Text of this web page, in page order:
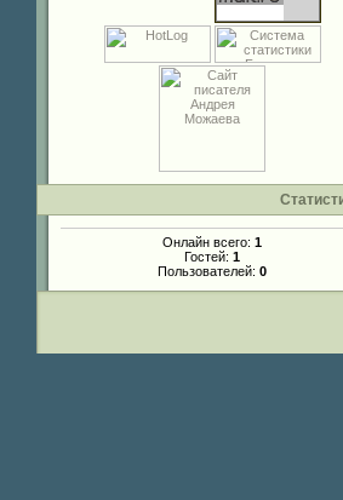
Онлайн всего: 1
Гостей: 1
Пользователей: 0